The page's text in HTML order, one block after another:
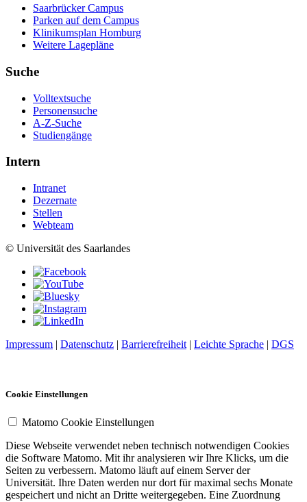
Saarbrücker Campus
Parken auf dem Campus
Klinikumsplan Homburg
Weitere Lagepläne
Suche
Volltextsuche
Personensuche
A-Z-Suche
Studiengänge
Intern
Intranet
Dezernate
Stellen
Webteam
© Universität des Saarlandes
Impressum | Datenschutz | Barrierefreiheit | Leichte Sprache | DGS
Cookie Einstellungen
Matomo Cookie Einstellungen
Diese Webseite verwendet neben technisch notwendigen Cookies
die Software Matomo. Mit ihr analysieren wir Ihre Klicks, um die
Seiten zu verbessern. Matomo läuft auf einem Server der
Universität. Ihre Daten werden nur dort für maximal sechs Monate
gespeichert und nicht an Dritte weitergegeben. Eine Zuordnung